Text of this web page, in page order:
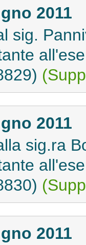
2011
sig.
2011
sig.ra
2011